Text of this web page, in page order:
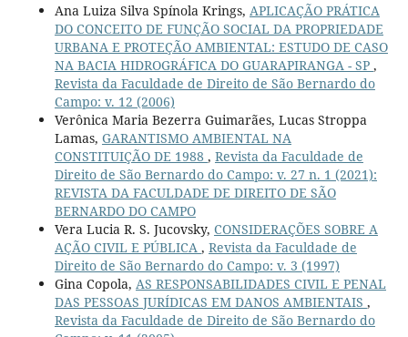
Ana Luiza Silva Spínola Krings, APLICAÇÃO PRÁTICA
DO CONCEITO DE FUNÇÃO SOCIAL DA PROPRIEDADE
URBANA E PROTEÇÃO AMBIENTAL: ESTUDO DE CASO
NA BACIA HIDROGRÁFICA DO GUARAPIRANGA - SP ,
Revista da Faculdade de Direito de São Bernardo do
Campo: v. 12 (2006)
Verônica Maria Bezerra Guimarães, Lucas Stroppa
Lamas, GARANTISMO AMBIENTAL NA
CONSTITUIÇÃO DE 1988 , Revista da Faculdade de
Direito de São Bernardo do Campo: v. 27 n. 1 (2021):
REVISTA DA FACULDADE DE DIREITO DE SÃO
BERNARDO DO CAMPO
Vera Lucia R. S. Jucovsky, CONSIDERAÇÕES SOBRE A
AÇÃO CIVIL E PÚBLICA , Revista da Faculdade de
Direito de São Bernardo do Campo: v. 3 (1997)
Gina Copola, AS RESPONSABILIDADES CIVIL E PENAL
DAS PESSOAS JURÍDICAS EM DANOS AMBIENTAIS ,
Revista da Faculdade de Direito de São Bernardo do